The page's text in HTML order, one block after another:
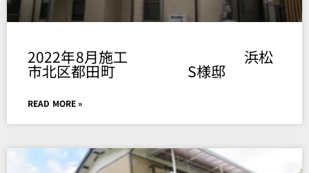
2022年8月施工 浜松
市北区都田町 S様邸
READ MORE »